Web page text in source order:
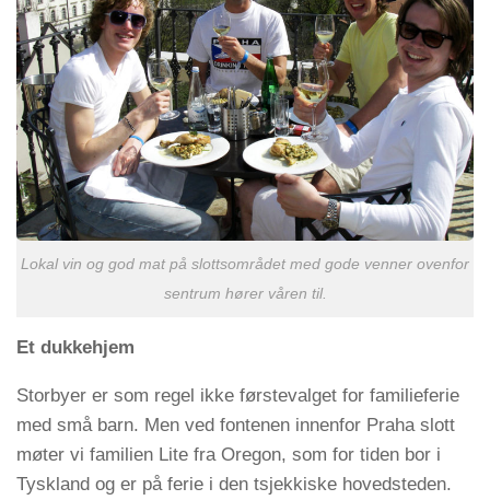
Lokal vin og god mat på slottsområdet med gode venner ovenfor
sentrum hører våren til.
Et dukkehjem
Storbyer er som regel ikke førstevalget for familieferie
med små barn. Men ved fontenen innenfor Praha slott
møter vi familien Lite fra Oregon, som for tiden bor i
Tyskland og er på ferie i den tsjekkiske hovedsteden.